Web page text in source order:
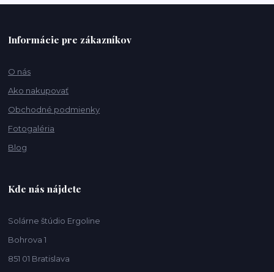
Informácie pre zákazníkov
O nás
Ako nakupovať
Obchodné podmienky
Fotogaléria
Blog
Kde nás nájdete
Solárne štúdio Ergoline
Bohrova 1
851 01 Bratislava